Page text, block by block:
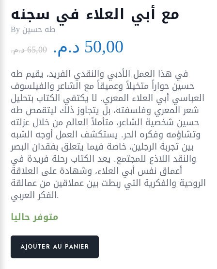
مع أبي العلاء في سجنه
Byطه حسين
65,00 د.م. Le
prix
initial
était : 65,00 د.م..
50,00 د.م.
actuel
est : 50,00 د.م..
في هذا العمل الأدبي والنقدي الفريد، يقيم طه
حسين حواراً متخيلاً وعميقاً مع الشاعر والفيلسوف
العباسي أبي العلاء المعري. لا يكتفي الكتاب بتحليل
شعر المعري وفلسفته، بل يتجاوز ذلك ليتقمص طه
حسين شخصية الشاعر، متأملاً العالم من خلال عزلته
وتشاؤمه وفكره الحر. يستكشف العمل أوجه الشبه
بين تجربة الرجلين، خاصة فيما يتعلق بفقدان البصر
والنقد اللاذع للمجتمع. يعد الكتاب رحلة فريدة في
أعماق نفس أبي العلاء، وشهادة على العلاقة
الروحية والفكرية التي ربطت بين عملاقين من عمالقة
الفكر العربي.
متوفر حاليا
quantité
de
AJOUTER AU PANIER